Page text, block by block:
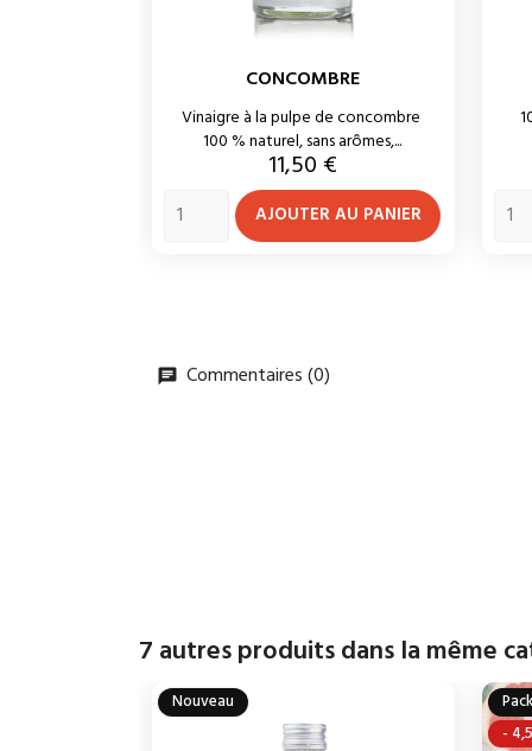
CONCOMBRE
Vinaigre à la pulpe de concombre
100 % naturel, sans arômes,...
Prix
11,50 €
AJOUTER AU PANIER
Commentaires (0)
7 autres produits dans la même
Nouveau
Pack
-